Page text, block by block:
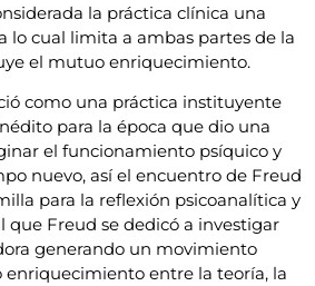
la práctica clínica una
lo cual limita a ambas partes de la
el mutuo enriquecimiento.
como una práctica instituyente
para la época que dio una
el funcionamiento psíquico y
nuevo, así el encuentro de Freud
para la reflexión psicoanalítica y
que Freud se dedicó a investigar
generando un movimiento
entre la teoría, la